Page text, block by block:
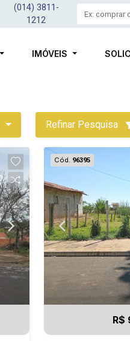
(014) 3811-
1212
IMÓVEIS
Refinar Pesquisa
Cód. 96395
R$